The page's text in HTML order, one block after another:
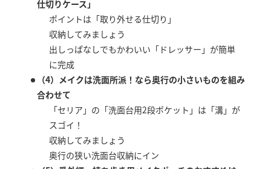
仕切りケース」
ポイントは「取り外せる仕切り」
収納してみましょう
出しっぱなしでもかわいい「ドレッサー」が簡単
に完成
（4）メイクは洗面所派！なら奥行の小さいものを組み
合わせて
「セリア」の「洗面台用2段ポケット」は「溝」が
スゴイ！
収納してみましょう
奥行の狭い洗面台収納にイン